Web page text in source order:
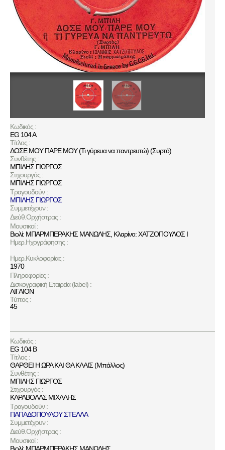
Κωδικός :
EG 104 A
Τίτλος :
ΔΟΣΕ ΜΟΥ ΠΑΡΕ ΜΟΥ (Τι γύρευα να παντρευτώ) (Συρτό)
Συνθέτης :
ΜΠΙΛΗΣ ΓΙΩΡΓΟΣ
Στιχουργός :
ΜΠΙΛΗΣ ΓΙΩΡΓΟΣ
Τραγουδούν :
ΜΠΙΛΗΣ ΓΙΩΡΓΟΣ
Συμμετέχουν :
Διεύθ.Ορχήστρας :
Μουσικοί :
Βιολί: ΜΠΑΡΜΠΕΡΑΚΗΣ ΜΑΝΩΛΗΣ, Κλαρίνο: ΧΑΤΖΟΠΟΥΛΟΣ Ι
Ημερ.Ηχογράφησης :
Ημερ.Κυκλοφορίας :
1970
Πληροφορίες :
Δισκογραφική Εταιρεία (label) :
ΑΙΓΑΙΟΝ
Τύπος :
45
Κωδικός :
EG 104 B
Τίτλος :
ΘΑΡΘΕΙ Η ΩΡΑ ΚΑΙ ΘΑ ΚΛΑΙΣ (Μπάλλος)
Συνθέτης :
ΜΠΙΛΗΣ ΓΙΩΡΓΟΣ
Στιχουργός :
ΚΑΡΑΒΟΛΑΣ ΜΙΧΑΛΗΣ
Τραγουδούν :
ΠΑΠΑΔΟΠΟΥΛΟΥ ΣΤΕΛΛΑ
Συμμετέχουν :
Διεύθ.Ορχήστρας :
Μουσικοί :